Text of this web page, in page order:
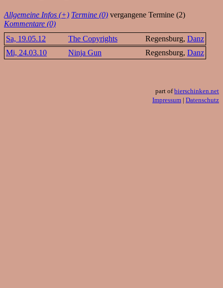
Allgemeine Infos (+) Termine (0) vergangene Termine (2)
Kommentare (0)
Sa, 19.05.12
The Copyrights Regensburg, Danz
Mi, 24.03.10
Ninja Gun Regensburg, Danz
part ofbierschinken.net
Impressum | Datenschutz